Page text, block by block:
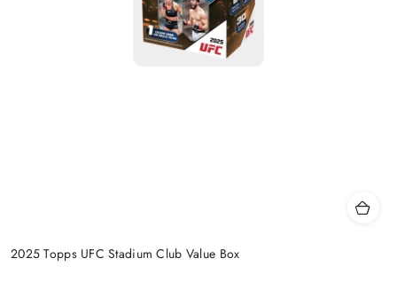
2025 Topps UFC Stadium Club Value Box